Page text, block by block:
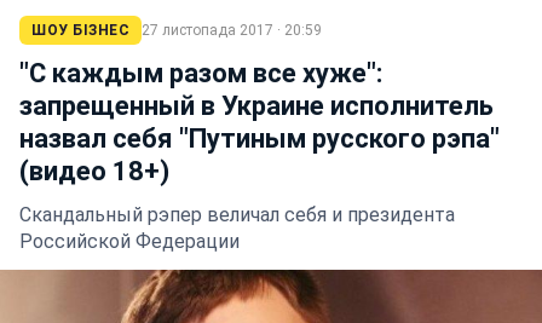
ШОУ БІЗНЕС 27 листопада 2017 · 20:59
"С каждым разом все хуже":
запрещенный в Украине исполнитель
назвал себя "Путиным русского рэпа"
(видео 18+)
Скандальный рэпер величал себя и президента
Российской Федерации